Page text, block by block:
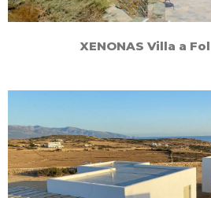
XENONAS Villa a